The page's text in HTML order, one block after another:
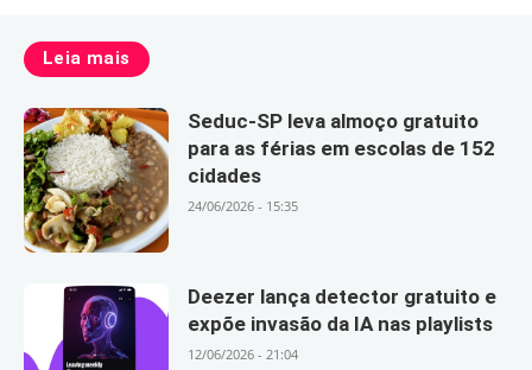
Leia mais
Seduc-SP leva almoço gratuito
para as férias em escolas de 152
cidades
24/06/2026 - 15:35
Deezer lança detector gratuito e
expõe invasão da IA nas playlists
12/06/2026 - 21:04